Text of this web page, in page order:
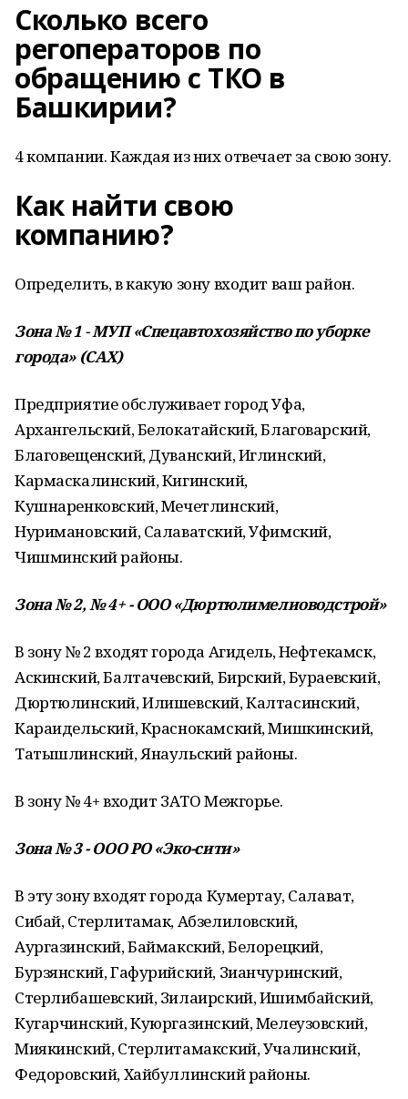
Сколько всего
регоператоров по
обращению с ТКО в
Башкирии?
4 компании. Каждая из них отвечает за свою зону.
Как найти свою
компанию?
Определить, в какую зону входит ваш район.
Зона № 1-МУП «Спецавтохозяйство по уборке
города» (САХ)
Предприятие обслуживает город Уфа,
Архангельский, Белокатайский, Благоварский,
Благовещенский, Дуванский, Иглинский,
Кармаскалинский, Кигинский,
Кушнаренковский, Мечетлинский,
Нуримановский, Салаватский, Уфимский,
Чишминский районы.
Зона № 2, № 4+ - ООО «Дюртюлимелиоводстрой»
В зону № 2 входят города Агидель, Нефтекамск,
Аскинский, Балтачевский, Бирский, Бураевский,
Дюртюлинский, Илишевский, Калтасинский,
Караидельский, Краснокамский, Мишкинский,
Татышлинский, Янаульский районы.
В зону № 4+ входит ЗАТО Межгорье.
Зона № 3 - ООО РО «Эко-сити»
В эту зону входят города Кумертау, Салават,
Сибай, Стерлитамак, Абзелиловский,
Аургазинский, Баймакский, Белорецкий,
Бурзянский, Гафурийский, Зианчуринский,
Стерлибашевский, Зилаирский, Ишимбайский,
Кугарчинский, Куюргазинский, Мелеузовский,
Миякинский, Стерлитамакский, Учалинский,
Федоровский, Хайбуллинский районы.